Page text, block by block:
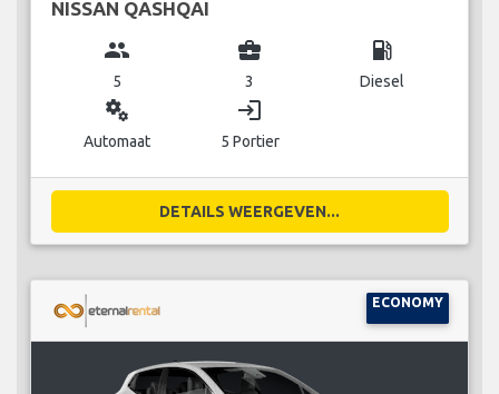
NISSAN QASHQAI
group
5
business_center
3
local_gas_station
Diesel
miscellaneous_services
Automaat
login
5 Portier
DETAILS WEERGEVEN...
ECONOMY